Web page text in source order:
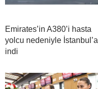
Emirates’in A380’i hasta
yolcu nedeniyle İstanbul’a
indi